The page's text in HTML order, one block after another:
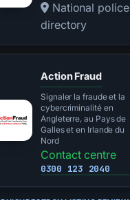
National police
directory
Action Fraud
Signaler la fraude et la
cybercriminalité en
Angleterre, au Pays de
Galles et en Irlande du
Nord
Contact centre
0300 123 2040